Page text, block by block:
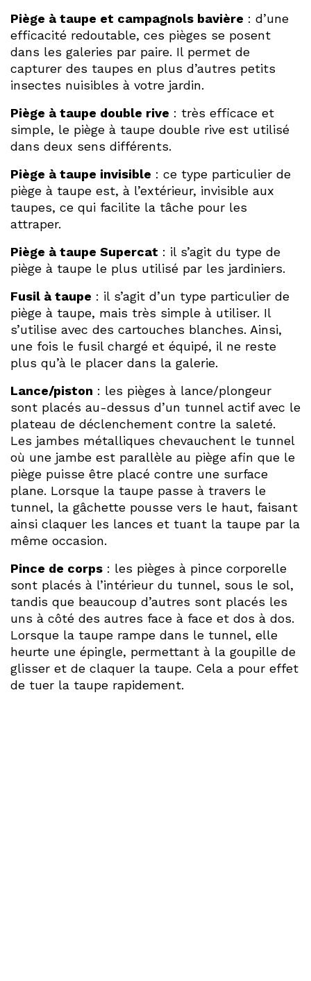
Piège à taupe et campagnols bavière : d’une
efficacité redoutable, ces pièges se posent
dans les galeries par paire. Il permet de
capturer des taupes en plus d’autres petits
insectes nuisibles à votre jardin.
Piège à taupe double rive : très efficace et
simple, le piège à taupe double rive est utilisé
dans deux sens différents.
Piège à taupe invisible : ce type particulier de
piège à taupe est, à l’extérieur, invisible aux
taupes, ce qui facilite la tâche pour les
attraper.
Piège à taupe Supercat : il s’agit du type de
piège à taupe le plus utilisé par les jardiniers.
Fusil à taupe : il s’agit d’un type particulier de
piège à taupe, mais très simple à utiliser. Il
s’utilise avec des cartouches blanches. Ainsi,
une fois le fusil chargé et équipé, il ne reste
plus qu’à le placer dans la galerie.
Lance/piston : les pièges à lance/plongeur
sont placés au-dessus d’un tunnel actif avec le
plateau de déclenchement contre la saleté.
Les jambes métalliques chevauchent le tunnel
où une jambe est parallèle au piège afin que le
piège puisse être placé contre une surface
plane. Lorsque la taupe passe à travers le
tunnel, la gâchette pousse vers le haut, faisant
ainsi claquer les lances et tuant la taupe par la
même occasion.
Pince de corps : les pièges à pince corporelle
sont placés à l’intérieur du tunnel, sous le sol,
tandis que beaucoup d’autres sont placés les
uns à côté des autres face à face et dos à dos.
Lorsque la taupe rampe dans le tunnel, elle
heurte une épingle, permettant à la goupille de
glisser et de claquer la taupe. Cela a pour effet
de tuer la taupe rapidement.